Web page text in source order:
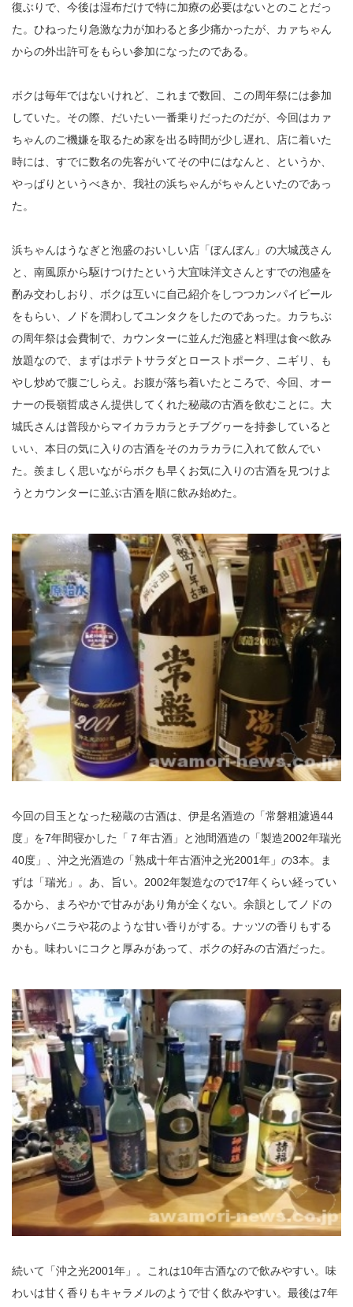
復ぶりで、今後は湿布だけで特に加療の必要はないとのことだっ
た。ひねったり急激な力が加わると多少痛かったが、カァちゃん
からの外出許可をもらい参加になったのである。
ボクは毎年ではないけれど、これまで数回、この周年祭には参加
していた。その際、だいたい一番乗りだったのだが、今回はカァ
ちゃんのご機嫌を取るため家を出る時間が少し遅れ、店に着いた
時には、すでに数名の先客がいてその中にはなんと、というか、
やっぱりというべきか、我社の浜ちゃんがちゃんといたのであっ
た。
浜ちゃんはうなぎと泡盛のおいしい店「ぼんぼん」の大城茂さん
と、南風原から駆けつけたという大宜味洋文さんとすでの泡盛を
酌み交わしおり、ボクは互いに自己紹介をしつつカンパイビール
をもらい、ノドを潤わしてユンタクをしたのであった。カラちぶ
の周年祭は会費制で、カウンターに並んだ泡盛と料理は食べ飲み
放題なので、まずはポテトサラダとローストポーク、ニギリ、も
やし炒めで腹ごしらえ。お腹が落ち着いたところで、今回、オー
ナーの長嶺哲成さん提供してくれた秘蔵の古酒を飲むことに。大
城氏さんは普段からマイカラカラとチブグヮーを持参していると
いい、本日の気に入りの古酒をそのカラカラに入れて飲んでい
た。羨ましく思いながらボクも早くお気に入りの古酒を見つけよ
うとカウンターに並ぶ古酒を順に飲み始めた。
今回の目玉となった秘蔵の古酒は、伊是名酒造の「常磐粗濾過44
度」を7年間寝かした「７年古酒」と池間酒造の「製造2002年瑞光
40度」、沖之光酒造の「熟成十年古酒沖之光2001年」の3本。ま
ずは「瑞光」。あ、旨い。2002年製造なので17年くらい経ってい
るから、まろやかで甘みがあり角が全くない。余韻としてノドの
奥からバニラや花のような甘い香りがする。ナッツの香りもする
かも。味わいにコクと厚みがあって、ボクの好みの古酒だった。
続いて「沖之光2001年」。これは10年古酒なので飲みやすい。味
わいは甘く香りもキャラメルのようで甘く飲みやすい。最後は7年